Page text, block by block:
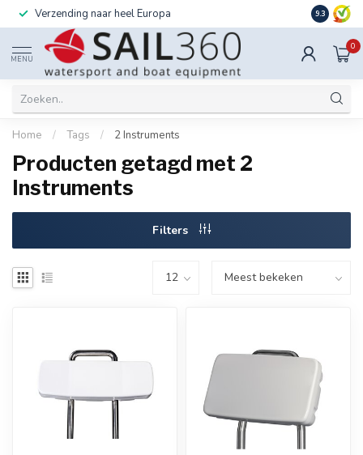
Verzending naar heel Europa Ook
9.3
MENU
0
Home / Tags / 2 Instruments
Producten getagd met 2
Instruments
Filters